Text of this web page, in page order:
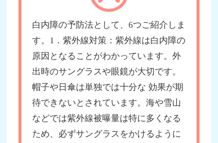
白内障の予防法として、6つご紹介しま
す。1．紫外線対策：紫外線は白内障の
原因となることがわかっています。外
出時のサングラスや眼鏡が大切です。
帽子や日傘は単独では十分な 効果が期
待できないとされています。海や雪山
などでは紫外線被曝量は特に多くなる
ため、必ずサングラスをかけるように